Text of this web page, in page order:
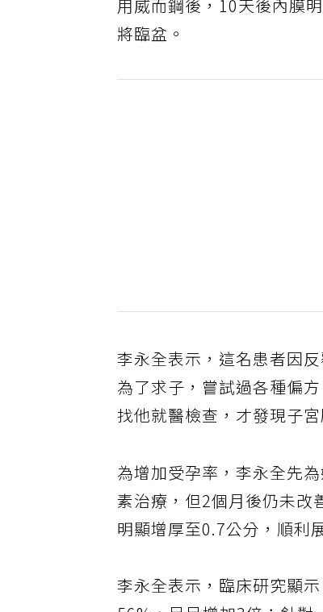
用威而鋼後，10天後內膜
將臨盆。
李永全表示，這名患者因
為了求子，嘗試過各種偏
找他就醫檢查，才發現子
為增加受孕率，李永全先
素治療，但2個月後仍未改
明顯增厚至0.7公分，順利
李永全表示，臨床研究顯